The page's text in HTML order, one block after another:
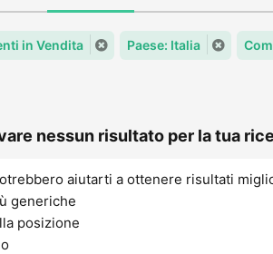
in Vendita Paese: Italia
nessun risultato per la tua
aiutarti a ottenere risultati
generiche
posizione